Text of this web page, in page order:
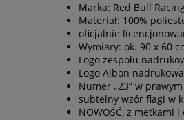
Marka: Red Bull
Materiał: 100%
oficjalnie
Wymiary: ok. 90 x 60
Logo zespołu
Logo Albon
Numer „23” w
subtelny wzór flagi w
NOWOŚĆ, z metkami